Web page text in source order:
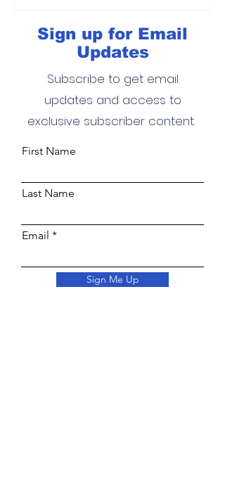
Sign up for Email
Updates
Subscribe to get email
updates and access to
exclusive subscriber content.
First Name
Last Name
Email
Sign Me Up